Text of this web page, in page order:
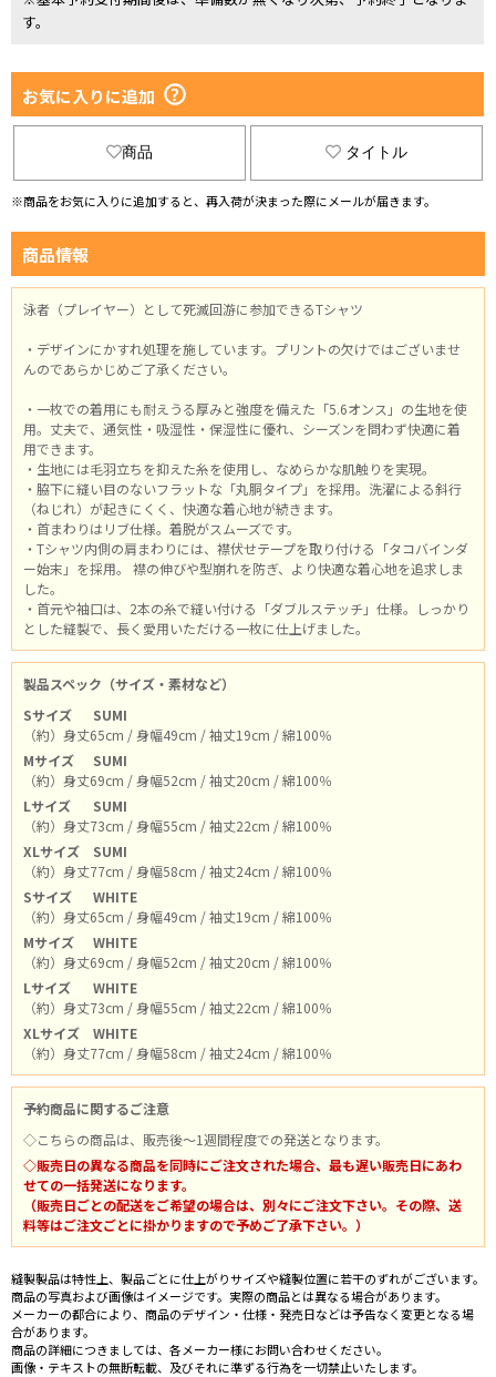
す。
お気に入りに追加
商品 タイトル
※商品をお気に入りに追加すると、再入荷が決まった際にメールが届きます。
商品情報
泳者（プレイヤー）として死滅回游に参加できるTシャツ
・デザインにかすれ処理を施しています。プリントの欠けではございませ
んのであらかじめご了承ください。
・一枚での着用にも耐えうる厚みと強度を備えた「5.6オンス」の生地を使
用。丈夫で、通気性・吸湿性・保湿性に優れ、シーズンを問わず快適に着
用できます。
・生地には毛羽立ちを抑えた糸を使用し、なめらかな肌触りを実現。
・脇下に縫い目のないフラットな「丸胴タイプ」を採用。洗濯による斜行
（ねじれ）が起きにくく、快適な着心地が続きます。
・首まわりはリブ仕様。着脱がスムーズです。
・Tシャツ内側の肩まわりには、襟伏せテープを取り付ける「タコバインダ
ー始末」を採用。 襟の伸びや型崩れを防ぎ、より快適な着心地を追求しま
した。
・首元や袖口は、2本の糸で縫い付ける「ダブルステッチ」仕様。しっかり
とした縫製で、長く愛用いただける一枚に仕上げました。
製品スペック（サイズ・素材など）
Sサイズ
SUMI
（約）身丈65cm / 身幅49cm / 袖丈19cm / 綿100％
Mサイズ
SUMI
（約）身丈69cm / 身幅52cm / 袖丈20cm / 綿100％
Lサイズ
SUMI
（約）身丈73cm / 身幅55cm / 袖丈22cm / 綿100％
XLサイズ
SUMI
（約）身丈77cm / 身幅58cm / 袖丈24cm / 綿100％
Sサイズ
WHITE
（約）身丈65cm / 身幅49cm / 袖丈19cm / 綿100％
Mサイズ
WHITE
（約）身丈69cm / 身幅52cm / 袖丈20cm / 綿100％
Lサイズ
WHITE
（約）身丈73cm / 身幅55cm / 袖丈22cm / 綿100％
XLサイズ
WHITE
（約）身丈77cm / 身幅58cm / 袖丈24cm / 綿100％
予約商品に関するご注意
◇こちらの商品は、販売後～1週間程度での発送となります。
◇販売日の異なる商品を同時にご注文された場合、最も遅い販売日にあわ
せての一括発送になります。
（販売日ごとの配送をご希望の場合は、別々にご注文下さい。その際、送
料等はご注文ごとに掛かりますので予めご了承下さい。）
縫製製品は特性上、製品ごとに仕上がりサイズや縫製位置に若干のずれがございます。
商品の写真および画像はイメージです。実際の商品とは異なる場合があります。
メーカーの都合により、商品のデザイン・仕様・発売日などは予告なく変更となる場
合があります。
商品の詳細につきましては、各メーカー様にお問い合わせください。
画像・テキストの無断転載、及びそれに準ずる行為を一切禁止いたします。